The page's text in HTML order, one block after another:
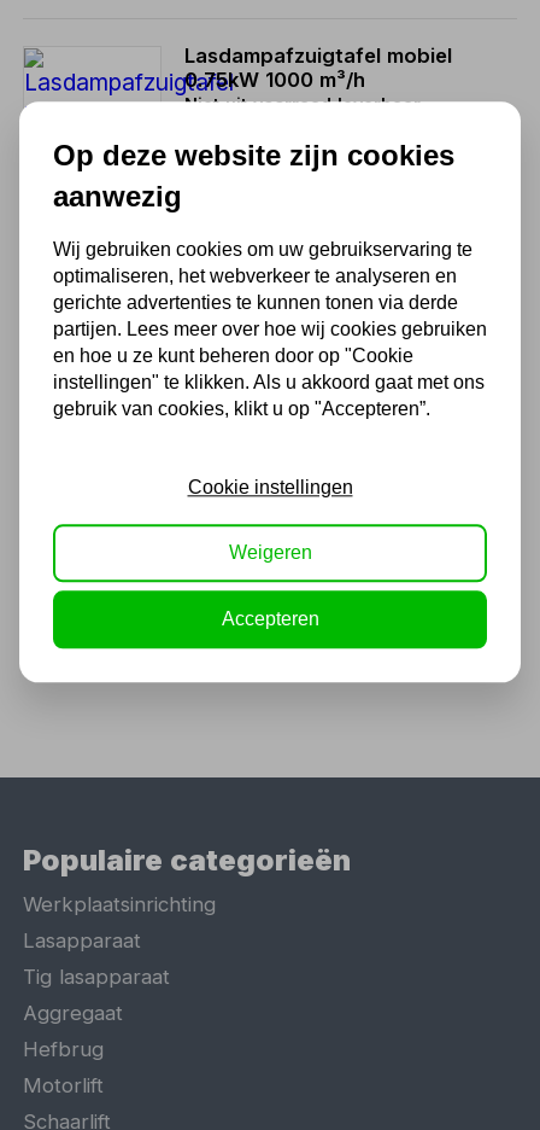
Lasdampafzuigtafel mobiel
0.75kW 1000 m³/h
Niet uit voorraad leverbaar
2.722,50
2.250,00 excl. BTW
Bomaksan Mobiele
lasdampafzuiging 0,75 kW
1950 m³/u
Niet uit voorraad leverbaar
2.117,50
1.750,00 excl. BTW
Mobiele lasdampafzuiging
3.236,75
Populaire categorieën
Werkplaatsinrichting
Lasapparaat
Tig lasapparaat
Aggregaat
Hefbrug
Motorlift
Schaarlift
Op deze website zijn cookies
aanwezig
Wij gebruiken cookies om uw gebruikservaring te
optimaliseren, het webverkeer te analyseren en
gerichte advertenties te kunnen tonen via derde
partijen. Lees meer over hoe wij cookies gebruiken
en hoe u ze kunt beheren door op "Cookie
instellingen" te klikken. Als u akkoord gaat met ons
gebruik van cookies, klikt u op "Accepteren”.
Cookie instellingen
Weigeren
Accepteren